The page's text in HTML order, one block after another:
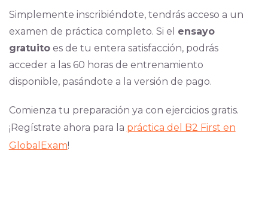
Simplemente inscribiéndote, tendrás acceso a un
examen de práctica completo. Si el ensayo
gratuitoes de tu entera satisfacción, podrás
acceder a las 60 horas de entrenamiento
disponible, pasándote a la versión de pago.
Comienza tu preparación ya con ejercicios gratis.
¡Regístrate ahora para la práctica del B2 First en
GlobalExam!